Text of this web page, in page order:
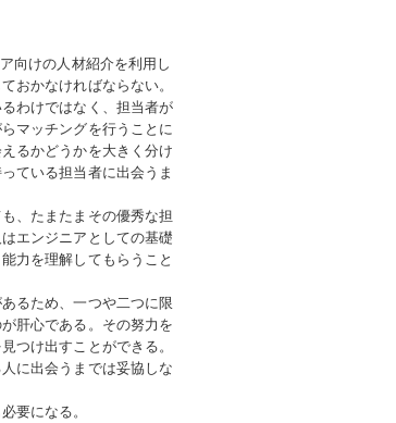
向けの人材紹介を利用し
おかなければならない。
わけではなく、担当者が
マッチングを行うことに
るかどうかを大きく分け
ている担当者に出会うま
、たまたまその優秀な担
エンジニアとしての基礎
力を理解してもらうこと
るため、一つや二つに限
肝心である。その努力を
つけ出すことができる。
に出会うまでは妥協しな
要になる。